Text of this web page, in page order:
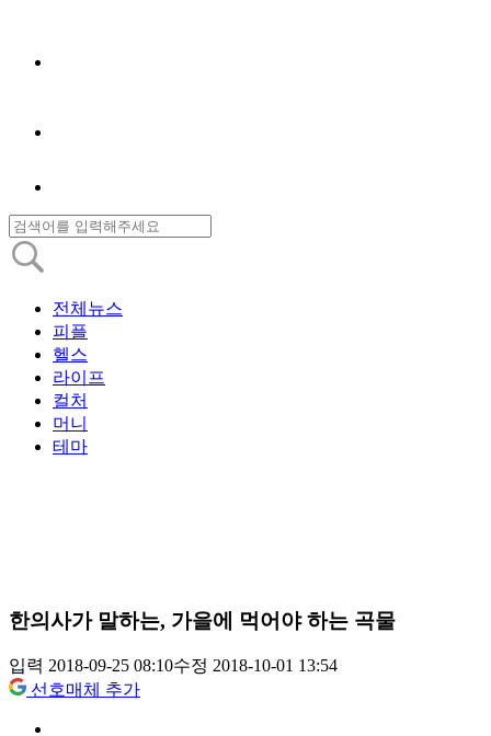
전체뉴스
피플
헬스
라이프
컬처
머니
테마
한의사가 말하는, 가을에 먹어야 하는 곡물
입력 2018-09-25 08:10수정 2018-10-01 13:54
선호매체 추가